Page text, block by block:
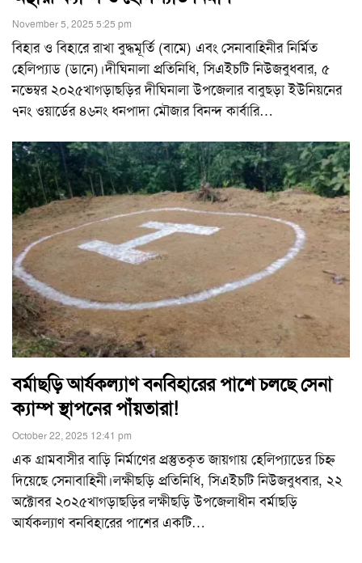
November 5, 2025 5:25 pm
বিহার ও বিহারে রাখা বুদ্ধমূর্তি (বামে) এবং সেনাবাহিনীর নির্মিত
হেলিপ্যাড (ডানে)।দীঘিনালা প্রতিনিধি, সিএইচটি নিউজবুধবার, ৫
নভেম্বর ২০২৫খাগড়াছড়ির দীঘিনালা উপজেলার বাবুছড়া ইউনিয়নের
৭নং ওয়ার্ডের ৪৬নং ধনপাদা মৌজার বিনন্দ কার্বারি…
বর্মাছড়ি আর্যকল্যাণ বনবিহারের পাশে চলছে সেনা
ক্যাম্প স্থাপনের পাঁয়তারা!
October 22, 2025 12:41 pm
এক গ্রামবাসীর বাড়ি নির্মাণের প্রস্তুতকৃত জায়গায় হেলিপ্যাডের চিহ্ন
দিয়েছে সেনাবাহিনী।লক্ষীছড়ি প্রতিনিধি, সিএইচটি নিউজবুধবার, ২২
অক্টোবর ২০২৫খাগড়াছড়ির লক্ষীছড়ি উপজেলাধীন বর্মাছড়ি
আর্যকল্যাণ বনবিহারের পাশের একটি…